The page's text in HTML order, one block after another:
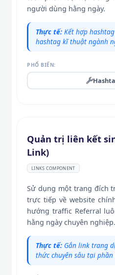
người dùng hằng ngày.
Thực tế: Kết hợp
hashtag kĩ thuật ngành
PHỔ BIẾN:
Quản trị liên kết
Link)
LINKS COMPONENT
Sử dụng một trang đích
trực tiếp về website
hướng traffic Referral
hằng ngày chuyên nghiệp.
Thực tế: Gắn link trang
thức chuyên sâu tại phần